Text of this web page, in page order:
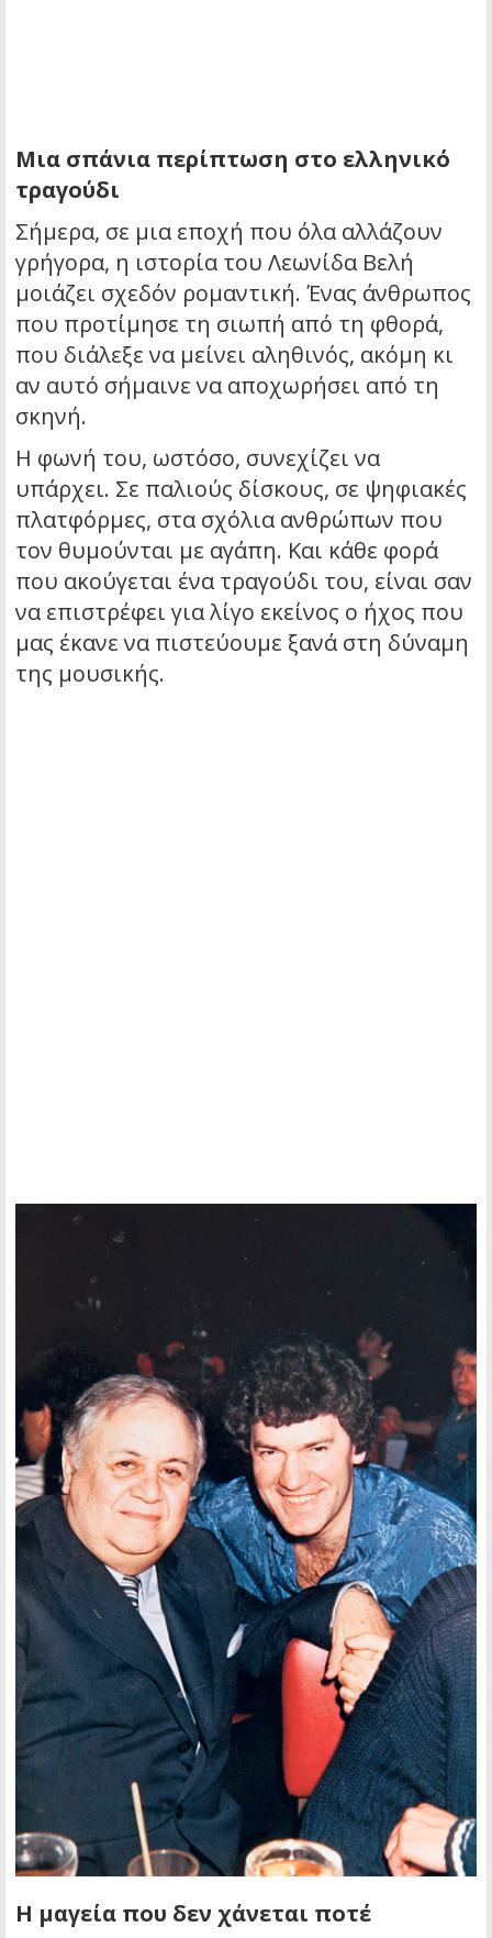
Μια σπάνια περίπτωση στο ελληνικό
τραγούδι
Σήμερα, σε μια εποχή που όλα αλλάζουν
γρήγορα, η ιστορία του Λεωνίδα Βελή
μοιάζει σχεδόν ρομαντική. Ένας άνθρωπος
που προτίμησε τη σιωπή από τη φθορά,
που διάλεξε να μείνει αληθινός, ακόμη κι
αν αυτό σήμαινε να αποχωρήσει από τη
σκηνή.
Η φωνή του, ωστόσο, συνεχίζει να
υπάρχει. Σε παλιούς δίσκους, σε ψηφιακές
πλατφόρμες, στα σχόλια ανθρώπων που
τον θυμούνται με αγάπη. Και κάθε φορά
που ακούγεται ένα τραγούδι του, είναι σαν
να επιστρέφει για λίγο εκείνος ο ήχος που
μας έκανε να πιστεύουμε ξανά στη δύναμη
της μουσικής.
Η μαγεία που δεν χάνεται ποτέ